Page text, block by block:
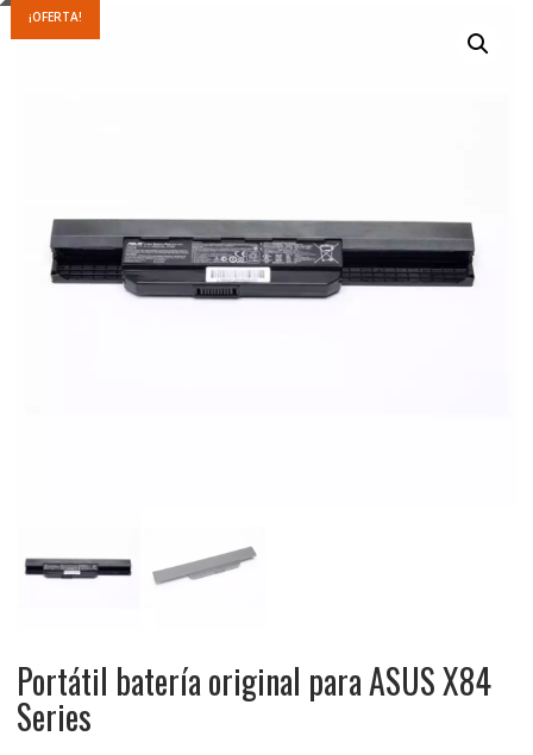
¡OFERTA!
Portátil batería original para ASUS X84
Series